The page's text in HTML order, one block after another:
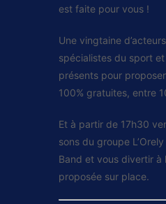
est faite pour vous !
Une vingtaine
spécialistes du sport
présents pour
100% gratuites, entre
Et à partir de 17h30
sons du groupe
Band et vous divertir à
proposée sur place.